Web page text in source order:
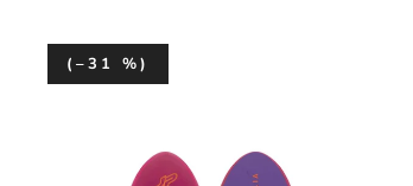
(–31 %)